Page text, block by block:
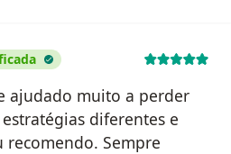
ajudado muito a perder
diferentes e
recomendo. Sempre